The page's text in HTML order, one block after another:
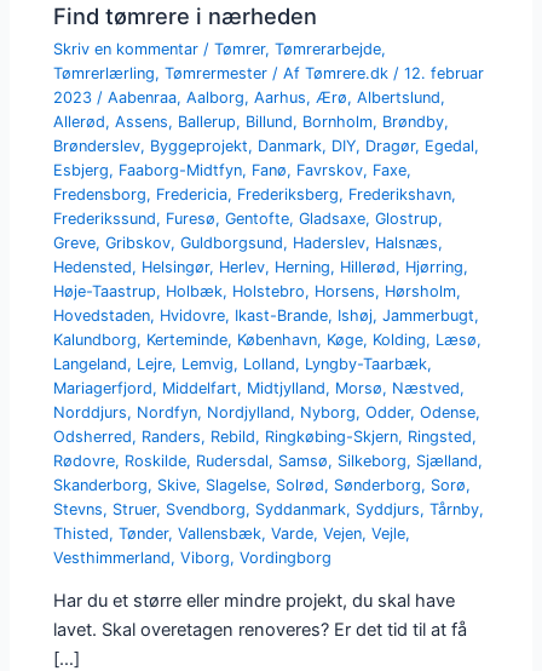
Find tømrere i nærheden
Skriv en kommentar /Tømrer,Tømrerarbejde,
Tømrerlærling,Tømrermester / AfTømrere.dk /12. februar
2023 /Aabenraa,Aalborg,Aarhus, Ærø,Albertslund,
Allerød,Assens, Ballerup, Billund, Bornholm, Brøndby,
Brønderslev, Byggeprojekt, Danmark, DIY, Dragør, Egedal,
Esbjerg, Faaborg-Midtfyn, Fanø, Favrskov, Faxe,
Fredensborg, Fredericia, Frederiksberg, Frederikshavn,
Frederikssund, Furesø,Gentofte,Gladsaxe,Glostrup,
Greve,Gribskov,Guldborgsund, Haderslev, Halsnæs,
Hedensted, Helsingør, Herlev, Herning, Hillerød, Hjørring,
Høje-Taastrup, Holbæk, Holstebro, Horsens, Hørsholm,
Hovedstaden, Hvidovre, Ikast-Brande, Ishøj,Jammerbugt,
Kalundborg, Kerteminde, København, Køge, Kolding, Læsø,
Langeland, Lejre, Lemvig, Lolland, Lyngby-Taarbæk,
Mariagerfjord, Middelfart, Midtjylland, Morsø, Næstved,
Norddjurs, Nordfyn, Nordjylland, Nyborg,Odder,Odense,
Odsherred, Randers, Rebild, Ringkøbing-Skjern, Ringsted,
Rødovre, Roskilde, Rudersdal, Samsø, Silkeborg, Sjælland,
Skanderborg, Skive, Slagelse, Solrød, Sønderborg, Sorø,
Stevns, Struer, Svendborg, Syddanmark, Syddjurs,Tårnby,
Thisted,Tønder,Vallensbæk,Varde,Vejen,Vejle,
Vesthimmerland,Viborg,Vordingborg
Har du et større eller mindre projekt, du skal have
lavet. Skal overetagen renoveres? Er det tid til at få
[…]